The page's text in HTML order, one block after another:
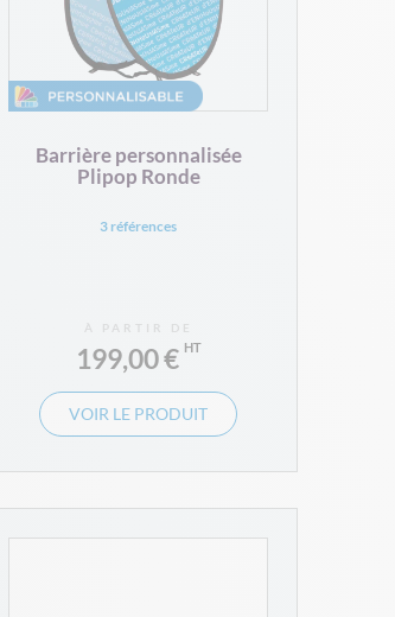
vos Options
Barrière personnalisée
Plipop Ronde
3 références
À PARTIR DE
199,00 €
VOIR LE PRODUIT